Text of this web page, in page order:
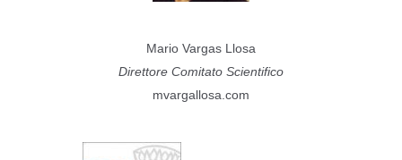
Mario Vargas Llosa
Direttore Comitato Scientifico
mvargallosa.com